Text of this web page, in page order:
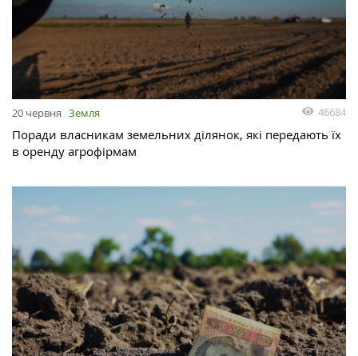
20 червня Земля 46684
Поради власникам земельних ділянок, які передають їх
в оренду агрофірмам